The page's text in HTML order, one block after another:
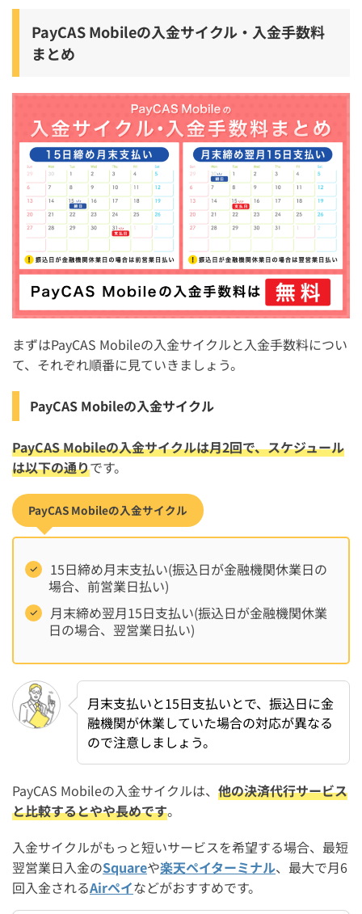
PayCAS Mobileの売上は1円でも入金できる？
PayCAS Mobileの入金サイクル・入金手数料は全プラン共
まとめ：PayCAS Mobileの入金サイクル・入金手数料ま
とめ【入金明細の取得方法も解説】
PayCAS Mobileの入金サイクル・入金手数料
まとめ
まずはPayCAS Mobileの入金サイクルと入金手数料につい
て、それぞれ順番に見ていきましょう。
PayCAS Mobileの入金サイクル
PayCAS Mobileの入金サイクルは月2回で、スケジュール
は以下の通りです。
PayCAS Mobileの入金サイクル
15日締め月末支払い(振込日が金融機関休業日の
場合、前営業日払い)
月末締め翌月15日支払い(振込日が金融機関休業
日の場合、翌営業日払い)
月末支払いと15日支払いとで、振込日に金
融機関が休業していた場合の対応が異なる
ので注意しましょう。
PayCAS Mobileの入金サイクルは、 他の決済代行サービス
と比較するとやや長めです。
入金サイクルがもっと短いサービスを希望する場合、最短
翌営業日入金のSquareや楽天ペイターミナル、最大で月6
回入金されるAirペイなどがおすすめです。